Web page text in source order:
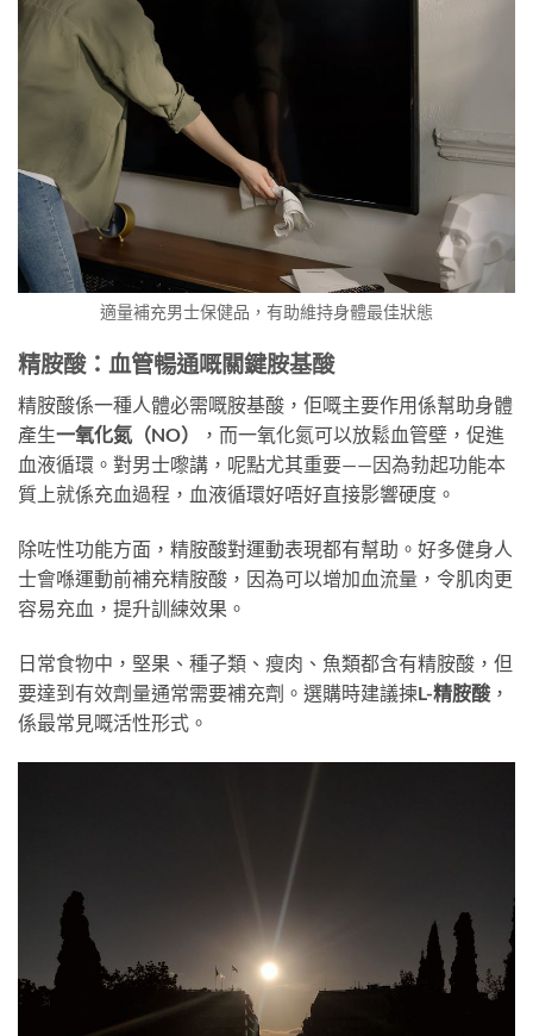
適量補充男士保健品，有助維持身體最佳狀態
精胺酸：血管暢通嘅關鍵胺基酸
精胺酸係一種人體必需嘅胺基酸，佢嘅主要作用係幫助身體
產生一氧化氮（NO）
，而一氧化氮可以放鬆血管壁，促進
血液循環。對男士嚟講，呢點尤其重要——因為勃起功能本
質上就係充血過程，血液循環好唔好直接影響硬度。
除咗性功能方面，精胺酸對運動表現都有幫助。好多健身人
士會喺運動前補充精胺酸，因為可以增加血流量，令肌肉更
容易充血，提升訓練效果。
日常食物中，堅果、種子類、瘦肉、魚類都含有精胺酸，但
要達到有效劑量通常需要補充劑。選購時建議揀L-精胺酸 ，
係最常見嘅活性形式。